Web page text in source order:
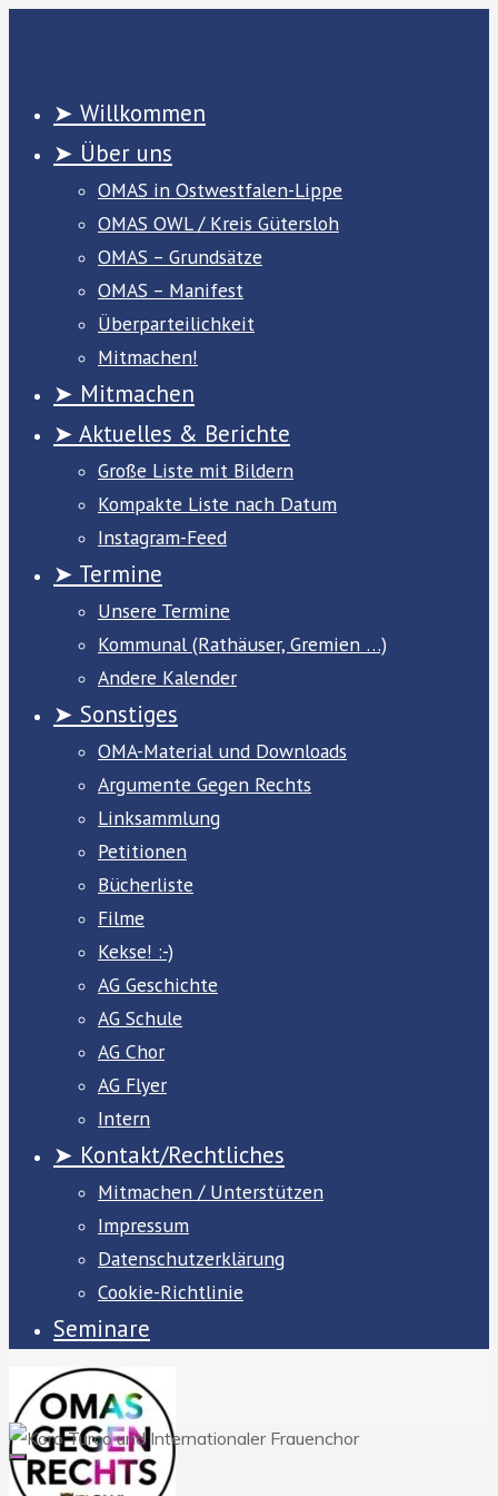
➤ Willkommen
➤ Über uns
OMAS in Ostwestfalen-Lippe
OMAS OWL / Kreis Gütersloh
OMAS – Grundsätze
OMAS – Manifest
Überparteilichkeit
Mitmachen!
➤ Mitmachen
➤ Aktuelles & Berichte
Große Liste mit Bildern
Kompakte Liste nach Datum
Instagram-Feed
➤ Termine
Unsere Termine
Kommunal (Rathäuser, Gremien …)
Andere Kalender
➤ Sonstiges
OMA-Material und Downloads
Argumente Gegen Rechts
Linksammlung
Petitionen
Bücherliste
Filme
Kekse! :-)
AG Geschichte
AG Schule
AG Chor
AG Flyer
Intern
➤ Kontakt/Rechtliches
Mitmachen / Unterstützen
Impressum
Datenschutzerklärung
Cookie-Richtlinie
Seminare